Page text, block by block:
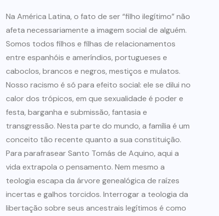
Na América Latina, o fato de ser “filho ilegítimo” não
afeta necessariamente a imagem social de alguém.
Somos todos filhos e filhas de relacionamentos
entre espanhóis e ameríndios, portugueses e
caboclos, brancos e negros, mestiços e mulatos.
Nosso racismo é só para efeito social: ele se dilui no
calor dos trópicos, em que sexualidade é poder e
festa, barganha e submissão, fantasia e
transgressão. Nesta parte do mundo, a família é um
conceito tão recente quanto a sua constituição.
Para parafrasear Santo Tomás de Aquino, aqui a
vida extrapola o pensamento. Nem mesmo a
teologia escapa da árvore genealógica de raízes
incertas e galhos torcidos. Interrogar a teologia da
libertação sobre seus ancestrais legítimos é como